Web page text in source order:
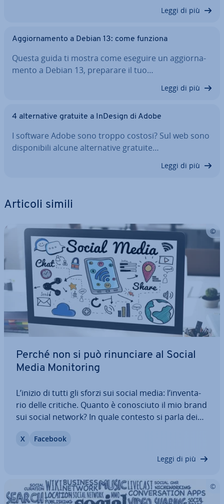
Leggi di più
Ag­gior­na­men­to a Debian 13: come funziona
Questa guida ti mostra come eseguire un ag­gior­na­
men­to a Debian 13, preparare il tuo…
Leggi di più
4 al­ter­na­ti­ve gratuite a InDesign di Adobe
I software Adobe sono troppo costosi? Sul web sono
di­spo­ni­bi­li alcune al­ter­na­ti­ve gratuite…
Leggi di più
Articoli simili
Perché non si può ri­nun­cia­re al Social
Media Mo­ni­to­ring
L’inizio di tutti gli sforzi sui social media: l’in­ven­ta­
rio delle critiche. Quanto è co­no­sciu­to il mio brand
sui social network? In quale contesto si parla dei
me avviene questo scambio? Risposte preziose
X Facebook
Leggi di più